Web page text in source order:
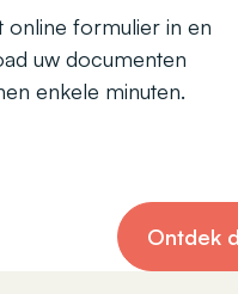
online formulier in en
uw documenten
enkele minuten.
Ontdek